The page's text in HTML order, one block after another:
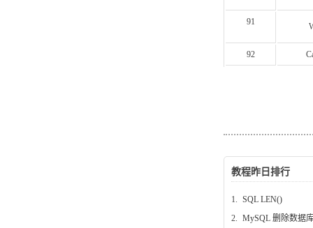
91
92
教程昨日排行
1. SQL LEN()
2. MySQL 删除数据